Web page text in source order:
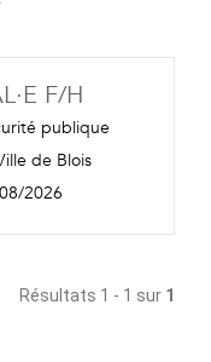
F/H
publique
de Blois
2026
Résultats 1 - 1 sur 1